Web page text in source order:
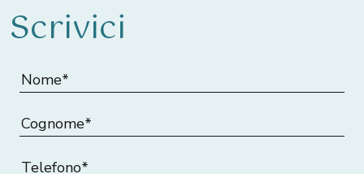
Scrivici